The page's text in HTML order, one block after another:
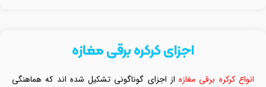
اجزای کرکره برقی مغازه
انواع کرکره برقی مغازهاز اجزای گوناگونی تشکیل شده اند که هماهنگی